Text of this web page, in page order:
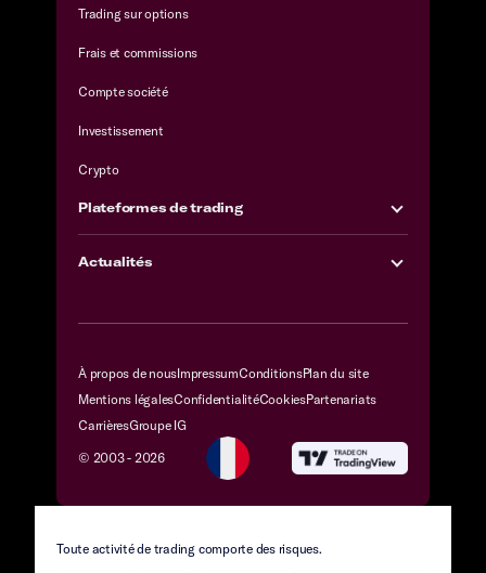
Trading sur options
Frais et commissions
Compte société
Investissement
Crypto
Plateformes de trading
Actualités
À propos de nousImpressumConditionsPlan du site
Mentions légalesConfidentialitéCookiesPartenariats
CarrièresGroupe IG
© 2003 - 2026
Toute activité de trading comporte des risques.